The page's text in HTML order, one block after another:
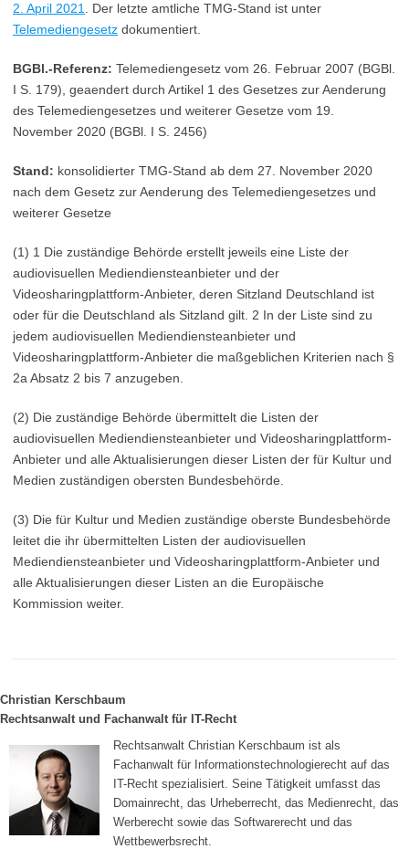
2. April 2021
. Der letzte amtliche TMG-Stand ist unter
Telemediengesetz dokumentiert.
BGBl.-Referenz: Telemediengesetz vom 26. Februar 2007 (BGBl.
I S. 179), geaendert durch Artikel 1 des Gesetzes zur Aenderung
des Telemediengesetzes und weiterer Gesetze vom 19.
November 2020 (BGBl. I S. 2456)
Stand: konsolidierter TMG-Stand ab dem 27. November 2020
nach dem Gesetz zur Aenderung des Telemediengesetzes und
weiterer Gesetze
(1) 1 Die zuständige Behörde erstellt jeweils eine Liste der
audiovisuellen Mediendiensteanbieter und der
Videosharingplattform-Anbieter, deren Sitzland Deutschland ist
oder für die Deutschland als Sitzland gilt. 2 In der Liste sind zu
jedem audiovisuellen Mediendiensteanbieter und
Videosharingplattform-Anbieter die maßgeblichen Kriterien nach §
2a Absatz 2 bis 7 anzugeben.
(2) Die zuständige Behörde übermittelt die Listen der
audiovisuellen Mediendiensteanbieter und Videosharingplattform-
Anbieter und alle Aktualisierungen dieser Listen der für Kultur und
Medien zuständigen obersten Bundesbehörde.
(3) Die für Kultur und Medien zuständige oberste Bundesbehörde
leitet die ihr übermittelten Listen der audiovisuellen
Mediendiensteanbieter und Videosharingplattform-Anbieter und
alle Aktualisierungen dieser Listen an die Europäische
Kommission weiter.
Christian Kerschbaum
Rechtsanwalt und Fachanwalt für IT-Recht
Rechtsanwalt Christian Kerschbaum ist als
Fachanwalt für Informationstechnologierecht auf das
IT-Recht spezialisiert. Seine Tätigkeit umfasst das
Domainrecht, das Urheberrecht, das Medienrecht, das
Werberecht sowie das Softwarerecht und das
Wettbewerbsrecht.